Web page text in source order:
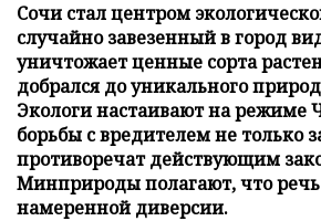
Сочи стал центром
случайно завезенный в город
уничтожает ценные сорта
добрался до уникального
Экологи настаивают на режиме
борьбы с вредителем не только
противоречат действующим
Минприроды полагают, что
намеренной диверсии.